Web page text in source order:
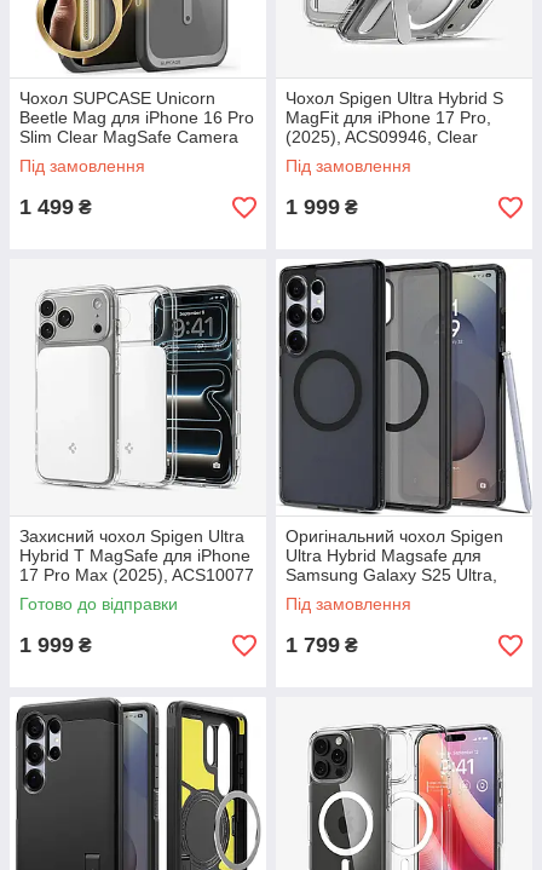
Чохол SUPCASE Unicorn
Beetle Mag для iPhone 16 Pro
Slim Clear MagSafe Camera
Control Button, Сірий
Під замовлення
1 499 ₴
Чохол Spigen Ultra Hybrid S
MagFit для iPhone 17 Pro,
(2025), ACS09946, Clear
White
Під замовлення
1 999 ₴
Захисний чохол Spigen Ultra
Hybrid T MagSafe для iPhone
17 Pro Max (2025), ACS10077​​​​​​​
, Clear White
Готово до відправки
1 999 ₴
Оригінальний чохол Spigen
Ultra Hybrid Magsafe для
Samsung Galaxy S25 Ultra,
Frost Black, ACS08960
Під замовлення
1 799 ₴